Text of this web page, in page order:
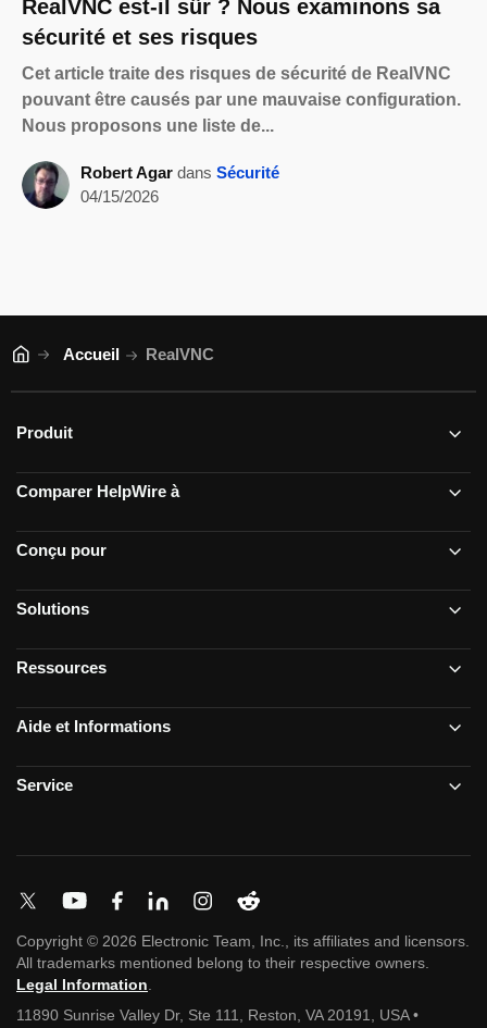
RealVNC est-il sûr ? Nous examinons sa
sécurité et ses risques
Cet article traite des risques de sécurité de RealVNC
pouvant être causés par une mauvaise configuration.
Nous proposons une liste de...
Robert Agar dans Sécurité
04/15/2026
Accueil RealVNC
Produit
Comparer HelpWire à
Conçu pour
Solutions
Ressources
Aide et Informations
Service
Copyright © 2026 Electronic Team, Inc., its affiliates and licensors.
All trademarks mentioned belong to their respective owners.
Legal Information
11890 Sunrise Valley Dr, Ste 111, Reston, VA 20191, USA •